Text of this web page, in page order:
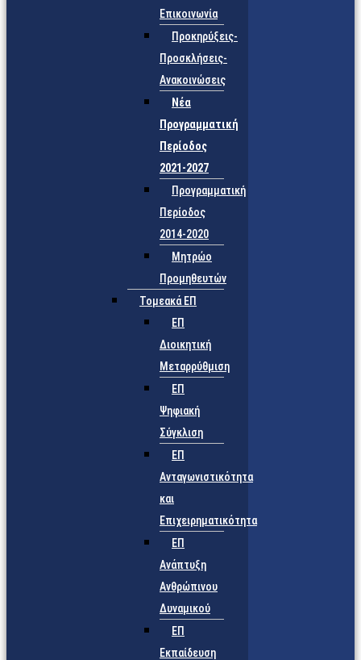
Επικοινωνία
Προκηρύξεις-
Προσκλήσεις-
Ανακοινώσεις
Νέα
Προγραμματική
Περίοδος
2021-2027
Προγραμματική
Περίοδος
2014-2020
Μητρώο
Προμηθευτών
Τομεακά ΕΠ
ΕΠ
Διοικητική
Μεταρρύθμιση
ΕΠ
Ψηφιακή
Σύγκλιση
ΕΠ
Ανταγωνιστικότητα
και
Επιχειρηματικότητα
ΕΠ
Ανάπτυξη
Ανθρώπινου
Δυναμικού
ΕΠ
Εκπαίδευση